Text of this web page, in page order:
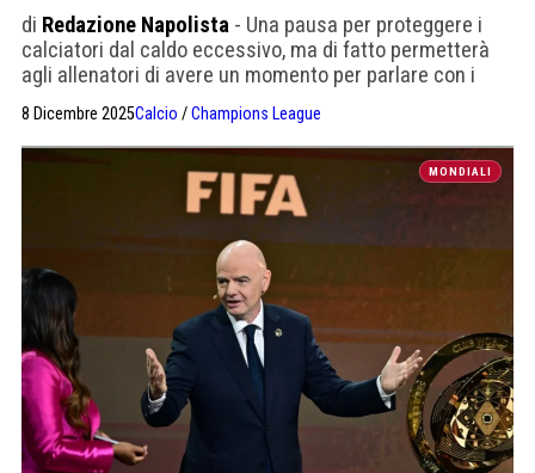
di Redazione Napolista - Una pausa per proteggere i
calciatori dal caldo eccessivo, ma di fatto permetterà
agli allenatori di avere un momento per parlare con i
propri calciatori
8 Dicembre 2025Calcio /Champions League
MONDIALI